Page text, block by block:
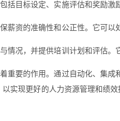
括目标设定、实施评估和奖励
薪资的准确性和公正性。它可
情况，并提供培训计划和评估
重要的作用。通过自动化、集
实现更好的人力资源管理和绩效